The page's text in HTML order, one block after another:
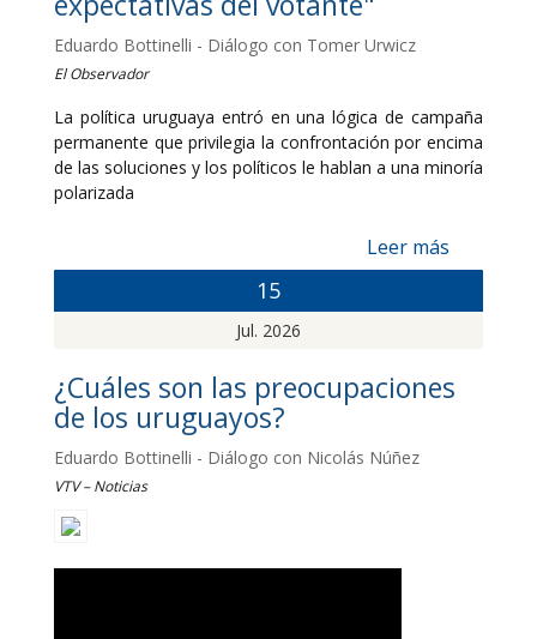
Eduardo Bottinelli - Diálogo con Tomer Urwicz
El Observador
La política uruguaya entró en una lógica de campaña
permanente que privilegia la confrontación por encima
de las soluciones y los políticos le hablan a una minoría
polarizada
Leer más
15
Jul. 2026
¿Cuáles son las preocupaciones
de los uruguayos?
Eduardo Bottinelli - Diálogo con Nicolás Núñez
VTV – Noticias